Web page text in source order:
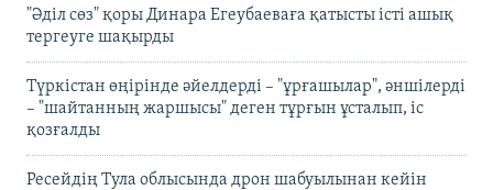
"Әділ сөз" қоры Динара Егеубаеваға қатысты істі ашық
тергеуге шақырды
Түркістан өңірінде әйелдерді – "ұрғашылар", әншілерді
– "шайтанның жаршысы" деген тұрғын ұсталып, іс
қозғалды
Ресейдің Тула облысында дрон шабуылынан кейін